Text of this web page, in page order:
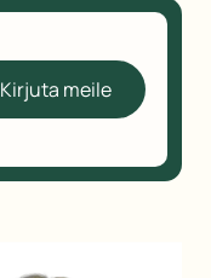
Kirjuta meile